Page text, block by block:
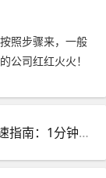
照步骤来，一般
公司红红火火！
下一篇:快速指南：1分钟学会个人营业执照办理全流程！